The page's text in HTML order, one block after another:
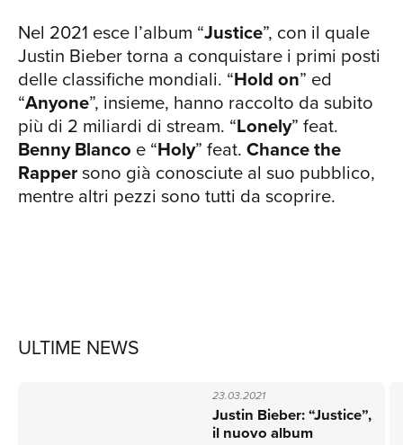
Nel 2021 esce l’album “Justice”, con il quale
Justin Bieber torna a conquistare i primi posti
delle classifiche mondiali. “Hold on” ed
“Anyone”, insieme, hanno raccolto da subito
più di 2 miliardi di stream. “Lonely” feat.
Benny Blanco e “Holy” feat. Chance the
Rappersono già conosciute al suo pubblico,
mentre altri pezzi sono tutti da scoprire.
ULTIME NEWS
23.03.2021
Justin Bieber: “Justice”,
il nuovo album